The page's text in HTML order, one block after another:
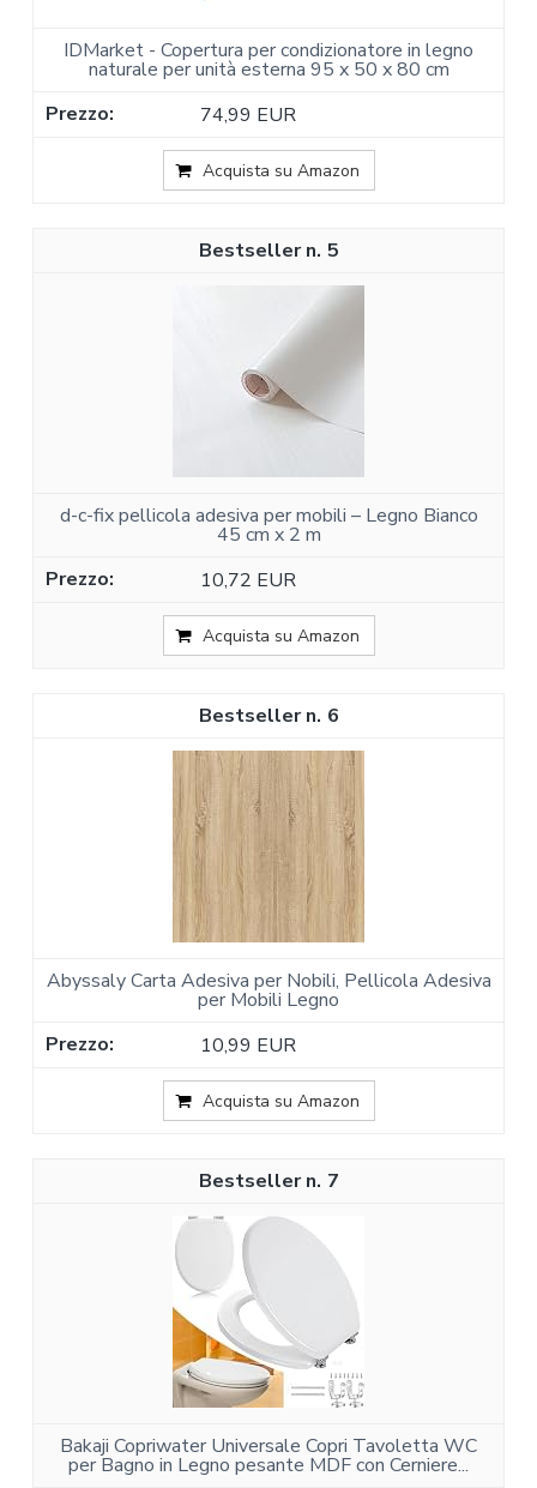
IDMarket - Copertura per condizionatore in legno
naturale per unità esterna 95 x 50 x 80 cm
74,99 EUR
Acquista su Amazon
5
d-c-fix pellicola adesiva per mobili – Legno Bianco
45 cm x 2 m
10,72 EUR
Acquista su Amazon
6
Abyssaly Carta Adesiva per Nobili, Pellicola Adesiva
per Mobili Legno
10,99 EUR
Acquista su Amazon
7
Bakaji Copriwater Universale Copri Tavoletta WC
per Bagno in Legno pesante MDF con Cerniere...